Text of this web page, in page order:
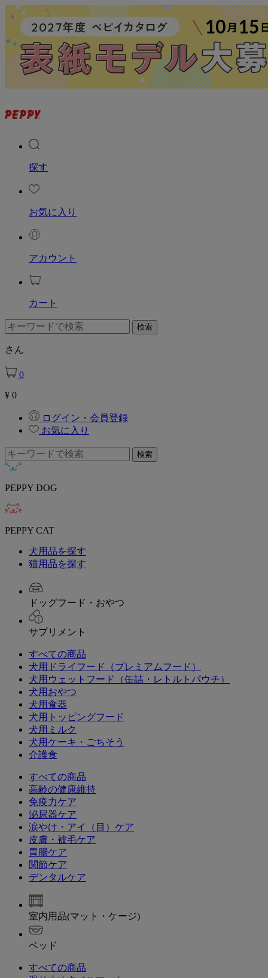
探す
お気に入り
アカウント
カート
さん
0
¥ 0
ログイン・会員登録
お気に入り
PEPPY DOG
PEPPY CAT
犬用品を探す
猫用品を探す
ドッグフード・おやつ
サプリメント
すべての商品
犬用ドライフード（プレミアムフード）
犬用ウェットフード（缶詰・レトルトパウチ）
犬用おやつ
犬用食器
犬用トッピングフード
犬用ミルク
犬用ケーキ・ごちそう
介護食
すべての商品
高齢の健康維持
免疫力ケア
泌尿器ケア
涙やけ・アイ（目）ケア
皮膚・被毛ケア
胃腸ケア
関節ケア
デンタルケア
室内用品(マット・ケージ)
ベッド
すべての商品